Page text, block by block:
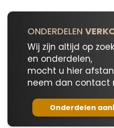
ONDERDELEN
Wij zijn altijd op
en onderdelen,
mocht u hier
neem dan contact
Onderdelen